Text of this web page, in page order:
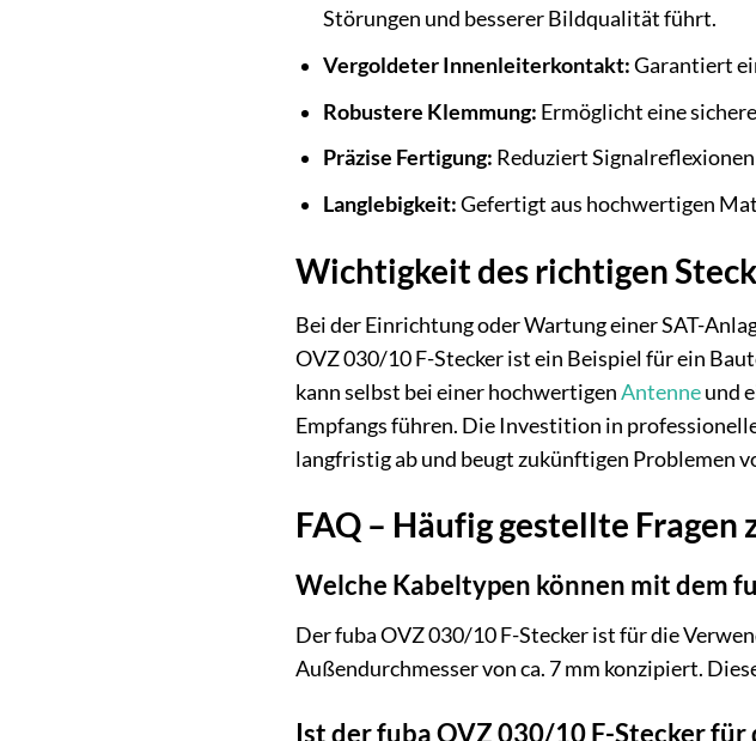
Störungen und besserer Bildqualität führt.
Vergoldeter Innenleiterkontakt:Garantiert
Robustere Klemmung: Ermöglicht eine
Präzise Fertigung: Reduziert
Langlebigkeit:Gefertigt aus hochwertigen
Wichtigkeit des richtigen
Bei der Einrichtung oder Wartung einer SAT-
OVZ 030/10 F-Stecker ist ein Beispiel für ein
kann selbst bei einer hochwertigenAntenneund
Empfangs führen. Die Investition in
langfristig ab und beugt zukünftigen Problemen
FAQ – Häufig gestellte
Welche Kabeltypen können mit dem
Der fuba OVZ 030/10 F-Stecker ist für die
Außendurchmesser von ca. 7 mm konzipiert.
Ist der fuba OVZ 030/10 F-Stecker